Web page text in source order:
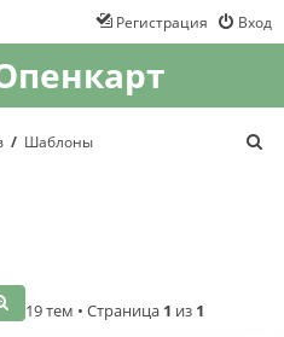
Вход
Регистрация
Шаблоны
Расширенный поиск
19 тем • Страница 1 из 1